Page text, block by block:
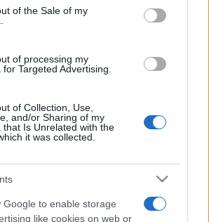
of the Sale of my
of processing my
for Targeted Advertising.
of Collection, Use,
and/or Sharing of my
that Is Unrelated with the
it was collected.
Google to enable storage
like cookies on web or
helyet, mint Miklósa Erika Kossuth- és
Stjepan Hauser horvát csellista
és 2021-ben a második helyezettek
Zeneakadémia Nagytermébe, ahol
Magyar Rádió Zenekarával és Kovács
koncertet.
és egyetlen magyar fejlesztésű
műsor, indulása óta milliók